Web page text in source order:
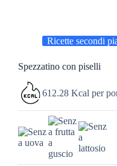
Ricette secondi
Spezzatino con piselli
612.28 Kcal per